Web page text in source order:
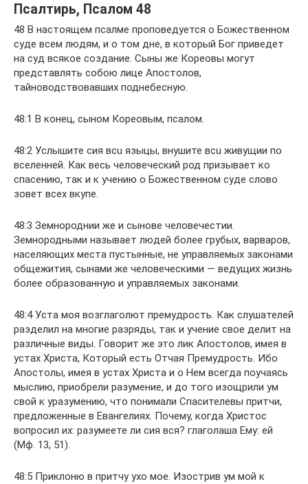
Псалтирь, Псалом 48
48 В настоящем псалме проповедуется о Божественном
суде всем людям, и о том дне, в который Бог приведет
на суд всякое создание. Сыны же Кореовы могут
представлять собою лице Апостолов,
тайноводствовавших поднебесную.
48:1 В кoнeц, сыном Кореовым, псалом.
48:2 Услышите cия вcu языцы, внушите вcu живущии по
вселенней. Как весь человеческий род призывает ко
спасению, так и к учению о Божественном суде слово
зовет всех вкупе.
48:3 Земнороднии же и сынове человечестии.
Земнородными называет людей более грубых, варваров,
населяющих места пустынные, не управляемых законами
общежития, сынами же человеческими — ведущих жизнь
более образованную и управляемых законами.
48:4 Уста моя возглаголют премудрость. Как слушателей
разделил на многие разряды, так и учение свое делит на
различные виды. Говорит же это лик Апостолов, имея в
устах Христа, Который есть Отчая Премудрость. Ибо
Апостолы, имея в устах Христа и о Нем всегда поучаясь
мыслию, приобрели разумение, и до того изощрили ум
свой к уразумению, что понимали Спасителевы притчи,
предложенные в Евангелиях. Почему, когда Христос
вопросил их: разумеете ли сия вся? глаголаша Ему: ей
(Мф. 13, 51).
48:5 Приклоню в притчу ухо мое. Изострив ум мой к